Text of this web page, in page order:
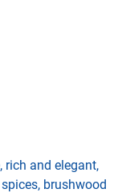
rich and elegant,
brushwood